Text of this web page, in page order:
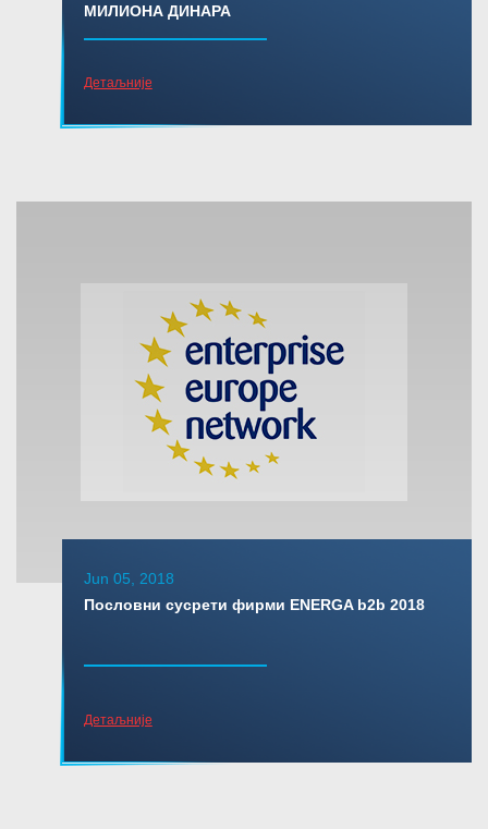
МИЛИОНА ДИНАРА
Детаљније
Jun 05, 2018
Пословни сусрети фирми ENERGA b2b 2018
Детаљније